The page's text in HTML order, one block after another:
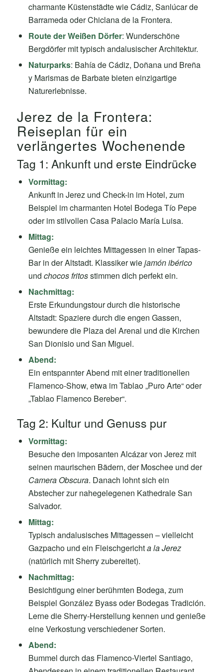
charmante Küstenstädte wie Cádiz, Sanlúcar de
Barrameda oder Chiclana de la Frontera.
Route der Weißen Dörfer: Wunderschöne
Bergdörfer mit typisch andalusischer Architektur.
Naturparks: Bahía de Cádiz, Doñana und Breña
y Marismas de Barbate bieten einzigartige
Naturerlebnisse.
Jerez de la Frontera:
Reiseplan für ein
verlängertes Wochenende
Tag 1: Ankunft und erste Eindrücke
Vormittag:
Ankunft in Jerez und Check-in im Hotel, zum
Beispiel im charmanten Hotel Bodega Tío Pepe
oder im stilvollen Casa Palacio María Luisa.
Mittag:
Genieße ein leichtes Mittagessen in einer Tapas-
Bar in der Altstadt. Klassiker wiejamón ibérico
und chocos fritosstimmen dich perfekt ein.
Nachmittag:
Erste Erkundungstour durch die historische
Altstadt: Spaziere durch die engen Gassen,
bewundere die Plaza del Arenal und die Kirchen
San Dionisio und San Miguel.
Abend:
Ein entspannter Abend mit einer traditionellen
Flamenco-Show, etwa im Tablao „Puro Arte“ oder
„Tablao Flamenco Bereber“.
Tag 2: Kultur und Genuss pur
Vormittag:
Besuche den imposanten Alcázar von Jerez mit
seinen maurischen Bädern, der Moschee und der
Camera Obscura. Danach lohnt sich ein
Abstecher zur nahegelegenen Kathedrale San
Salvador.
Mittag:
Typisch andalusisches Mittagessen – vielleicht
Gazpacho und ein Fleischgerichta la Jerez
(natürlich mit Sherry zubereitet).
Nachmittag:
Besichtigung einer berühmten Bodega, zum
Beispiel González Byass oder Bodegas Tradición.
Lerne die Sherry-Herstellung kennen und genieße
eine Verkostung verschiedener Sorten.
Abend:
Bummel durch das Flamenco-Viertel Santiago,